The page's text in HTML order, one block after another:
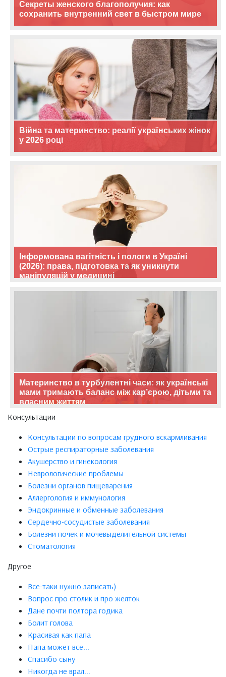
Секреты женского благополучия: как
сохранить внутренний свет в быстром мире
Війна та материнство: реалії українських жінок
у 2026 році
Інформована вагітність і пологи в Україні
(2026): права, підготовка та як уникнути
маніпуляцій у медицині
Материнство в турбулентні часи: як українські
мами тримають баланс між кар’єрою, дітьми та
власним життям
Консультации
Консультации по вопросам грудного вскармливания
Острые респираторные заболевания
Акушерство и гинекология
Неврологические проблемы
Болезни органов пищеварения
Аллергология и иммунология
Эндокринные и обменные заболевания
Сердечно-сосудистые заболевания
Болезни почек и мочевыделительной системы
Стоматология
Другое
Все-таки нужно записать)
Вопрос про столик и про желток
Дане почти полтора годика
Болит голова
Красивая как папа
Папа может все...
Спасибо сыну
Никогда не врал...